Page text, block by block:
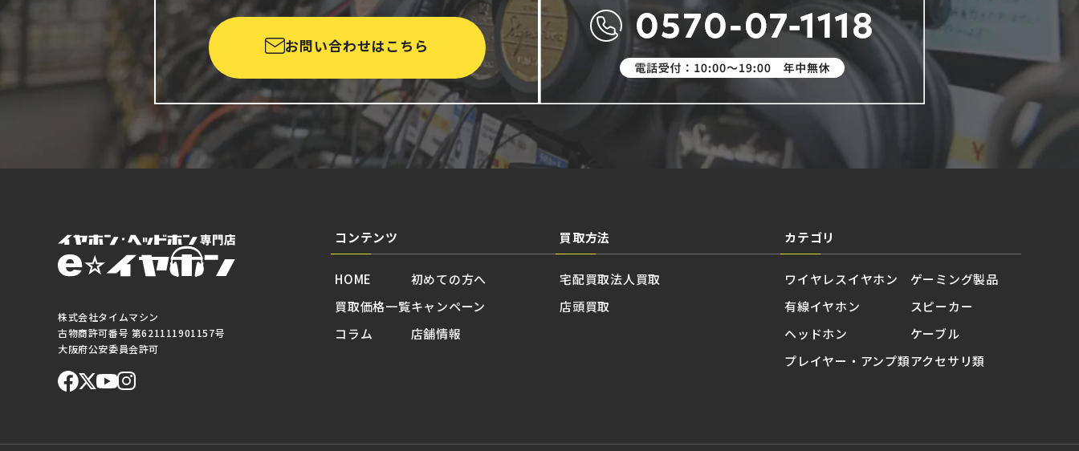
お問い合わせはこちら
株式会社タイムマシン
古物商許可番号 第621111901157号
大阪府公安委員会許可
コンテンツ
HOME
買取価格一覧
コラム
初めての方へ
キャンペーン
店舗情報
買取方法
宅配買取
店頭買取
法人買取
カテゴリ
ワイヤレスイヤホン
有線イヤホン
ヘッドホン
プレイヤー・アンプ類
ゲーミング製品
スピーカー
ケーブル
アクセサリ類